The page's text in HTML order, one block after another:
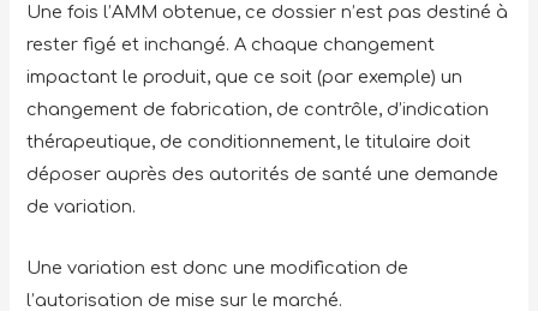
Une fois l’AMM obtenue, ce dossier n’est pas destiné à
rester figé et inchangé. A chaque changement
impactant le produit, que ce soit (par exemple) un
changement de fabrication, de contrôle, d’indication
thérapeutique, de conditionnement, le titulaire doit
déposer auprès des autorités de santé une demande
de variation.
Une variation est donc une modification de
l’autorisation de mise sur le marché.